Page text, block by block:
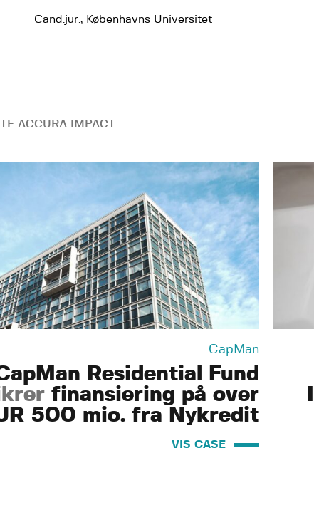
Cand.jur., Københavns Universitet
ACCURA IMPACT
CapMan
Residential Fund
finansiering på over
500 mio. fra Nykredit
VIS CASE